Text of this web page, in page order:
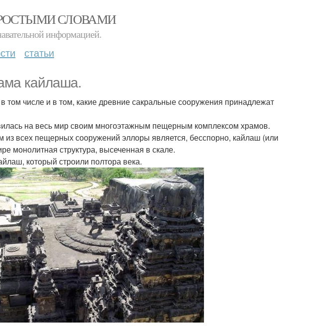
СЛОВАМИ
информацией.
статьи
кайлаша.
том числе и в том, какие древние сакральные сооружения принадлежат
на весь мир своим многоэтажным пещерным комплексом храмов.
всех пещерных сооружений эллоры является, бесспорно, кайлаш (или
монолитная структура, высеченная в скале.
который строили полтора века.